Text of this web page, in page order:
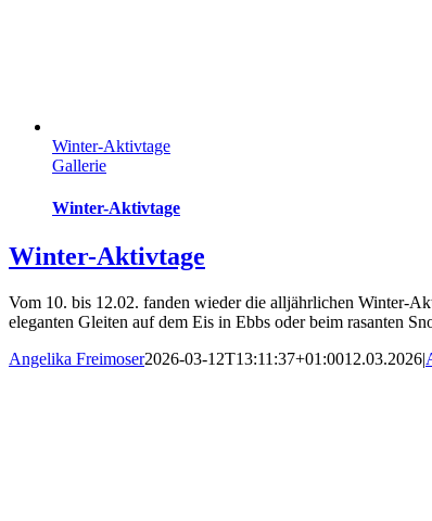
Winter-Aktivtage
Gallerie
Winter-Aktivtage
Winter-Aktivtage
Vom 10. bis 12.02. fanden wieder die alljährlichen Winter-
eleganten Gleiten auf dem Eis in Ebbs oder beim rasanten
Angelika Freimoser2026-03-12T13:11:37+01:0012.03.2026|